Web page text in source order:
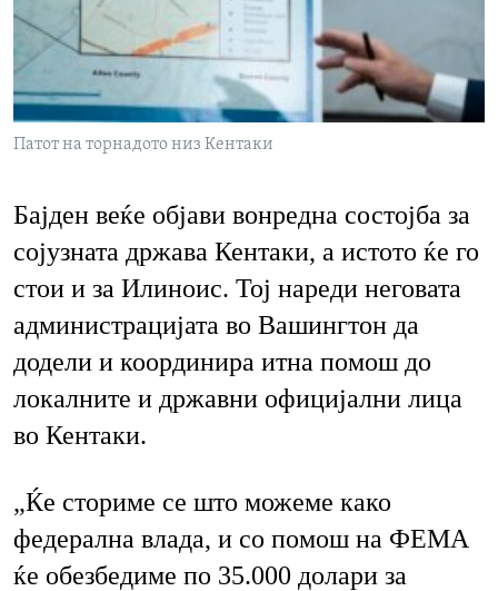
Патот на торнадото низ Кентаки
Бајден веќе објави вонредна состојба за
сојузната држава Кентаки, а истото ќе го
стои и за Илиноис. Тој нареди неговата
администрацијата во Вашингтон да
додели и координира итна помош до
локалните и државни официјални лица
во Кентаки.
„Ќе сториме се што можеме како
федерална влада, и со помош на ФЕМА
ќе обезбедиме по 35.000 долари за